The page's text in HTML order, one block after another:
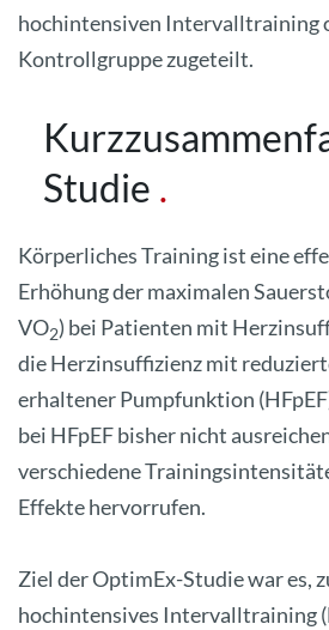
hochintensiven Intervalltraining
Kontrollgruppe zugeteilt.
Studie
Körperliches Training ist eine
Erhöhung der maximalen
VO2) bei Patienten mit
die Herzinsuffizienz mit
erhaltener Pumpfunktion
bei HFpEF bisher nicht
verschiedene
Effekte hervorrufen.
Ziel der OptimEx-Studie war es,
hochintensives Intervalltraining